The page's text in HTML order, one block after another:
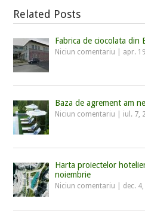
Related Posts
Fabrica de ciocolata din
Niciun comentariu apr.
Baza de agrement am
Niciun comentariu iul. 7,
Harta proiectelor
noiembrie
Niciun comentariu dec.